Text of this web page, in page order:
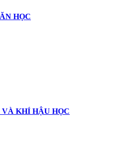
HỌC
KHÍ HẬU HỌC